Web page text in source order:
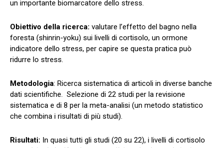
un importante biomarcatore dello stress.
Obiettivo della ricerca: valutare l’effetto del bagno nella
foresta (shinrin-yoku) sui livelli di cortisolo, un ormone
indicatore dello stress, per capire se questa pratica può
ridurre lo stress.
Metodologia: Ricerca sistematica di articoli in diverse banche
dati scientifiche. Selezione di 22 studi per la revisione
sistematica e di 8 per la meta-analisi (un metodo statistico
che combina i risultati di più studi).
Risultati: In quasi tutti gli studi (20 su 22), i livelli di cortisolo